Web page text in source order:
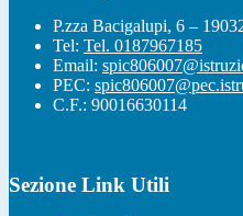
P.zza Bacigalupi, 6 –
Tel: Tel. 0187967185
Email:
PEC:
C.F.: 90016630114
Sezione Link Utili